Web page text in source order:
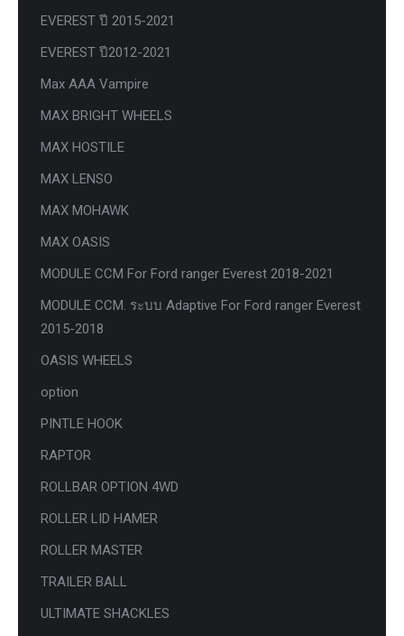
EVEREST ปี 2015-2021
EVEREST ปี2012-2021
Max AAA Vampire
MAX BRIGHT WHEELS
MAX HOSTILE
MAX LENSO
MAX MOHAWK
MAX OASIS
MODULE CCM For Ford ranger Everest 2018-2021
MODULE CCM. ระบบ Adaptive For Ford ranger Everest
2015-2018
OASIS WHEELS
option
PINTLE HOOK
RAPTOR
ROLLBAR OPTION 4WD
ROLLER LID HAMER
ROLLER MASTER
TRAILER BALL
ULTIMATE SHACKLES